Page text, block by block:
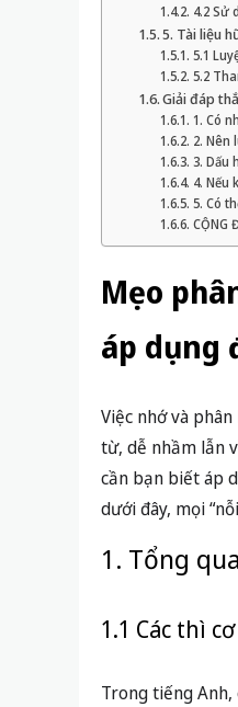
4.2 Sử
5. Tài liệu
5.1
5.2
Giải đáp
1. Có
2. Nên
3. Dấu
4. Nếu
5. Có
CỘNG
Mẹo
áp dụng
Việc nhớ và
từ, dễ nhầm lẫn
cần bạn biết áp
dưới đây, mọi
1. Tổng
1.1 Các thì
Trong tiếng